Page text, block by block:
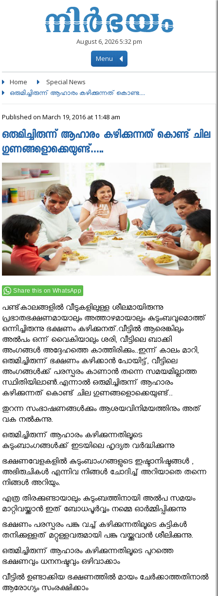
August 6, 2026 5:32 pm
Menu
Home Special News
ഒരുമിച്ചിരുന്ന് ആഹാരം കഴിക്കുന്നത് കൊണ്ട....
Published on March 19, 2016 at 11:48 am
ഒരുമിച്ചിരുന്ന് ആഹാരം കഴിക്കുന്നത് കൊണ്ട് ചില
ഗുണങ്ങളൊക്കെയുണ്ട്…..
Share this on WhatsApp
പണ്ട്കാലങ്ങളിൽ വീടുകളിലുള്ള ശീലമായിരുന്നു
പ്രഭാതഭക്ഷണമായാലും അത്താഴമായാലും കുടുംബവുമൊത്ത്
ഒന്നിച്ചിരുന്നു ഭക്ഷണം കഴിക്കുനത്.വീട്ടിൽ ആരെങ്കിലും
അൽപം ഒന്ന് വൈകിയാലും ശരി, വീട്ടിലെ ബാക്കി
അംഗങ്ങൾ അദ്ദേഹത്തെ കാത്തിരിക്കും..ഇന്ന് കാലം മാറി,
ഒരുമിച്ചിരുന്ന് ഭക്ഷണം കഴിക്കാൻ പോയിട്ട്, വീട്ടിലെ
അംഗങ്ങൾക്ക് പരസ്പരം കാണാൻ തന്നെ സമയമില്ലാത്ത
സ്ഥിതിയിലാണ്‍.എന്നാൽ ഒരുമിച്ചിരുന്ന് ആഹാരം
കഴിക്കുന്നത് കൊണ്ട് ചില ഗുണങ്ങളൊക്കെയുണ്ട്..
തുറന്ന സംഭാഷണങ്ങൾക്കും ആശയവിനിമയത്തിനും അത്
വക നൽകുന്നു.
ഒരുമിച്ചിരുന്ന് ആഹാരം കഴിക്കുന്നതിലൂടെ
കുടുംബാംഗങ്ങൾക്ക് ഇടയിലെ ഹൃദ്യത വർദ്ധിക്കുന്നു
ഭക്ഷണവേളകളിൽ കുടുംബാംഗങ്ങളുടെ ഇഷ്ടാനിഷ്ടങ്ങൾ ,
അഭിരുചികൾ എന്നിവ നിങ്ങൾ ചോദിച്ച് അറിയാതെ തന്നെ
നിങ്ങൾ അറിയും.
എത്ര തിരക്കുണ്ടായാലും കുടുംബത്തിനായി അൽപ സമയം
മാറ്റിവയ്ക്കാൻ ഇത് ബോധപൂർവ്വം നമ്മെ ഓർമ്മിപ്പിക്കുന്നു
ഭക്ഷണം പരസ്പരം പങ്കു വച്ച് കഴിക്കുന്നതിലൂടെ കുട്ടികൾ
തനിക്കുള്ളത് മറ്റുള്ളവരുമായി പങ്കു വയ്ക്കുവാൻ ശീലിക്കുന്നു.
ഒരുമിച്ചിരുന്ന് ആഹാരം കഴിക്കുന്നതിലൂടെ പുറത്തെ
ഭക്ഷണവും ധനനഷ്ടവും ഒഴിവാക്കാം
വീട്ടിൽ ഉണ്ടാക്കിയ ഭക്ഷണത്തിൽ മായം ചേർക്കാത്തതിനാൽ
ആരോഗ്യം സംരക്ഷിക്കാം